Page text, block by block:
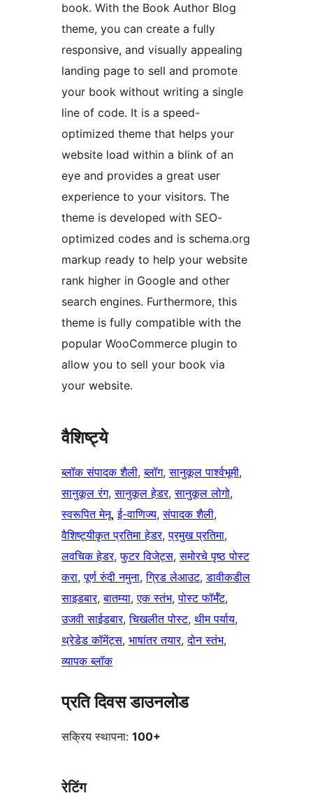
book. With the Book Author Blog
theme, you can create a fully
responsive, and visually appealing
landing page to sell and promote
your book without writing a single
line of code. It is a speed-
optimized theme that helps your
website load within a blink of an
eye and provides a great user
experience to your visitors. The
theme is developed with SEO-
optimized codes and is schema.org
markup ready to help your website
rank higher in Google and other
search engines. Furthermore, this
theme is fully compatible with the
popular WooCommerce plugin to
allow you to sell your book via
your website.
वैशिष्ट्ये
ब्लॉक संपादक शैली, ब्लॉग, सानुकूल पार्श्वभूमी
सानुकूल रंग, सानुकूल हेडर, सानुकूल लोगो
स्वरूपित मेनू, ई-वाणिज्य, संपादक शैली
वैशिष्ट्यीकृत प्रतिमा हेडर, प्रमुख प्रतिमा
लवचिक हेडर, फुटर विजेट्स, समोरचे पृष्ठ पोस्ट
करा, पूर्ण रुंदी नमुना, ग्रिड लेआउट, डावीकडील
साइडबार, बातम्या, एक स्तंभ, पोस्ट फॉर्मॅट
उजवी साईडबार, चिखलीत पोस्ट, थीम पर्याय
थ्रेडेड कॉमेंट्स, भाषांतर तयार, दोन स्तंभ
व्यापक ब्लॉक
प्रति दिवस डाउनलोड
सक्रिय स्थापना: 100+
रेटिंग